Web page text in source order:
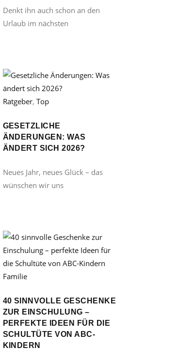
Denkt ihn auch schon an den
Urlaub im nächsten
Ratgeber, Top
GESETZLICHE
ÄNDERUNGEN: WAS
ÄNDERT SICH 2026?
Neues Jahr, neues Glück – das
wünschen wir uns
Familie
40 SINNVOLLE GESCHENKE
ZUR EINSCHULUNG –
PERFEKTE IDEEN FÜR DIE
SCHULTÜTE VON ABC-
KINDERN